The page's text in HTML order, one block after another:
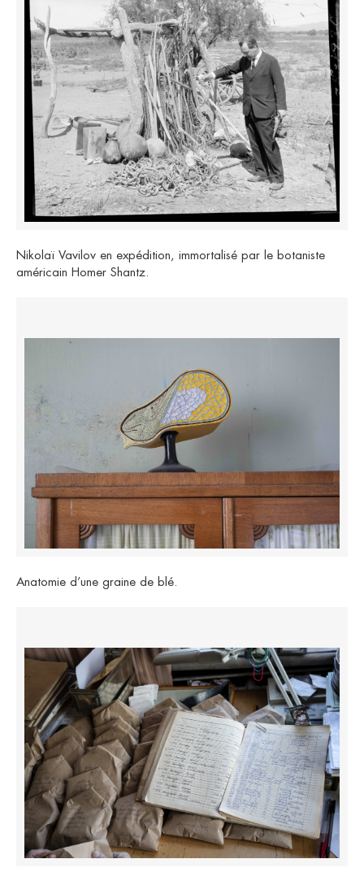
Nikolaï Vavilov en expédition, immortalisé par le botaniste
américain Homer Shantz.
Anatomie d’une graine de blé.